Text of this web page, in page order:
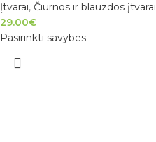
Įtvarai, Čiurnos ir blauzdos įtvarai
29.00€
Pasirinkti savybes